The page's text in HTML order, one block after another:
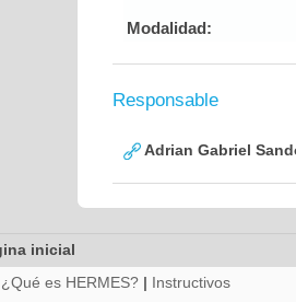
Modalidad:
Responsable
Adrian Gabriel
inicial
¿Qué es HERMES? | Instructivos